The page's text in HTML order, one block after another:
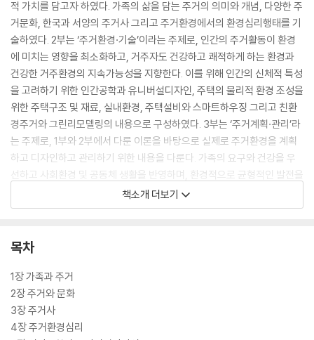
적 가치를 담고자 하였다. 가족의 삶을 담는 주거의 의미와 개념, 다양한 주
거문화, 한국과 서양의 주거사 그리고 주거환경에서의 환경심리행태를 기
술하였다. 2부는 ‘주거환경·기술’이라는 주제로, 인간의 주거활동이 환경
에 미치는 영향을 최소화하고, 거주자도 건강하고 쾌적하게 하는 환경과
건강한 거주환경의 지속가능성을 지향한다. 이를 위해 인간의 신체적 특성
을 고려하기 위한 인간공학과 유니버설디자인, 주택의 물리적 환경 조성을
위한 주택구조 및 재료, 실내환경, 주택설비와 스마트하우징 그리고 친환
경주거와 그린리모델링의 내용으로 구성하였다. 3부는 ‘주거계획·관리’라
는 주제로, 1부와 2부에서 다룬 이론을 바탕으로 실제로 주거환경을 계획
하고 디자인하고 관리하기 위한 내용을 다룬다. 가족의 요구와 건강을 우
선하고 사회환경 및 공동체 생활을 반영하며, 환경적으로 균형적인 발전을
추구하는 주거환경 창출을 목표로 한다. 주택 및 주거단지 계획, 주거공간
의 실내디자인, 주거복지와 정책 그리고 주거관리와 서비스의 장으로 구성
의 전공 교과목에 활용될 수 있으며, 일반 독자들이 미래지향적 가치를 추
구하는 현대 주거의 방향성을 이해하는 데 도움이 되기를 기대한다.
책소개 더보기
목차
1장 가족과 주거
2장 주거와 문화
3장 주거사
4장 주거환경심리